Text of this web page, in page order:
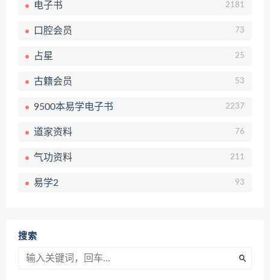
电子书 2181
口腔会员 73
占星 25
古籍会员 53
9500本易学电子书 2237
道家资料 76
气功资料 211
易学2 93
搜索